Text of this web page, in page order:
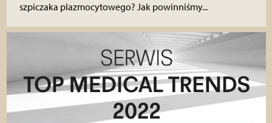
szpiczaka plazmocytowego? Jak powinniśmy...